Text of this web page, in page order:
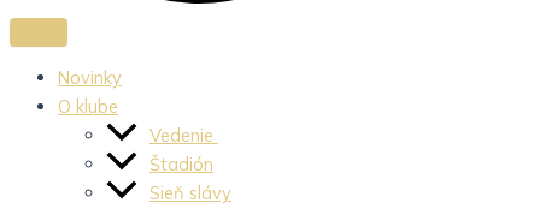
Novinky
O klube
Vedenie
Štadión
Sieň slávy